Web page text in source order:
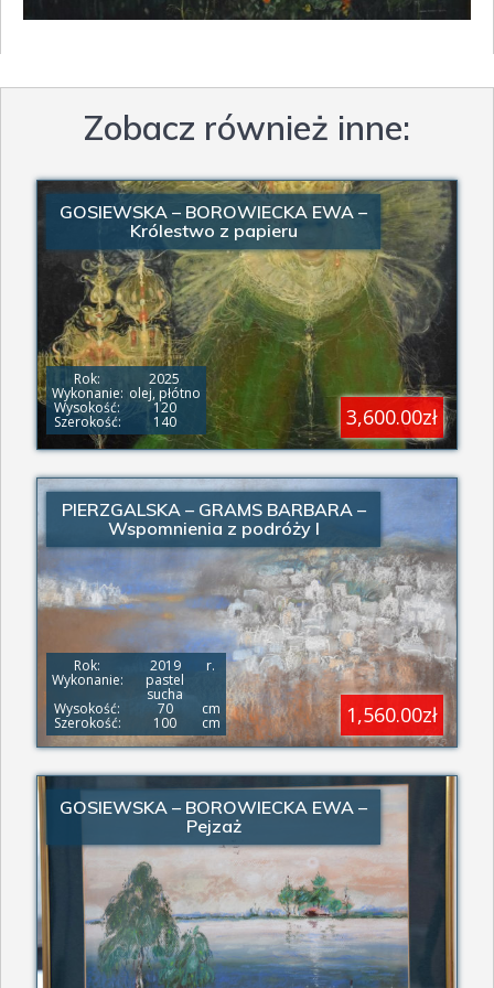
Zobacz również inne:
GOSIEWSKA – BOROWIECKA EWA –
Królestwo z papieru
Rok: 2025
Wykonanie: olej, płótno
Wysokość: 120
Szerokość: 140 3,600.00zł
PIERZGALSKA – GRAMS BARBARA –
Wspomnienia z podróży I
Rok: 2019 r.
Wykonanie: pastel
sucha
Wysokość: 70 cm
Szerokość: 100 cm 1,560.00zł
GOSIEWSKA – BOROWIECKA EWA –
Pejzaż